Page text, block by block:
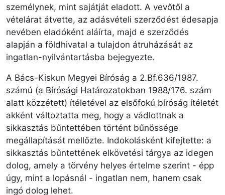
személynek, mint sajátját eladott. A vevőtől a
vételárat átvette, az adásvételi szerződést édesapja
nevében eladóként aláírta, majd e szerződés
alapján a földhivatal a tulajdon átruházását az
ingatlan-nyilvántartásba bejegyezte.
A Bács-Kiskun Megyei Bíróság a 2.Bf.636/1987.
számú (a Bírósági Határozatokban 1988/176. szám
alatt közzétett) ítéletével az elsőfokú bíróság ítéletét
akként változtatta meg, hogy a vádlottnak a
sikkasztás bűntettében történt bűnössége
megállapítását mellőzte. Indokolásként kifejtette: a
sikkasztás bűntettének elkövetési tárgya az idegen
dolog, amely a törvény helyes értelme szerint - épp
úgy, mint a lopásnál - ingatlan nem, hanem csak
ingó dolog lehet.